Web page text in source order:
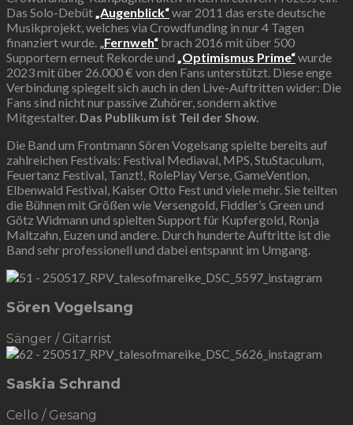
Das Solo-Debüt „Augenblick“war 2011 das erste deutsche
Musikprojekt, welches via Crowdfunding in nur 4 Tagen
finanziert wurde.
Fernweh“ brach 2016 mit über 500
Supportern erneut Rekorde und „Optimismus Prime“wurde
2023 mit über 26.000 € von den Fans unterstützt. Diese enge
Verbindung spiegelt sich auch in den Live-Auftritten wider: Die
Fans sind nicht nur passive Zuhörer, sondern aktive
Mitgestalter. Das Publikum ist Teil der Show.
Die Band um Frontmann Sören Vogelsang spielte bereits auf
zahlreichen Festivals: Festival Mediaval, MPS, StuStaculum,
Feuertanz Festival, Tanzt!, RolePlay Verse, GameVention,
Elbenwald Festival, Kaiser Otto Fest und viele mehr. Sie teilten
die Bühnen mit Größen wie Versengold, Fiddler’s Green und
Götz Widmann und spielten Support für Kupfergold, Ronja
Maltzahn, Euzen und andere. Durch hunderte Auftritte ist die
Band sehr professionell und dabei entspannt im Umgang.
Sören Vogelsang
Sänger / Gitarrist
Saskia Schrand
Cello / Gesang